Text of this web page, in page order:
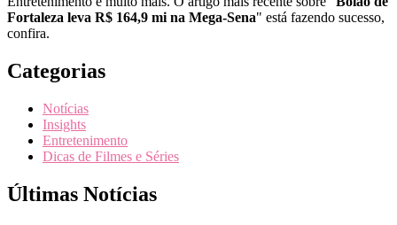
Fortaleza leva R$ 164,9 mi na Mega-Sena" está fazendo sucesso,
confira.
Categorias
Notícias
Insights
Entretenimento
Dicas de Filmes e Séries
Últimas Notícias